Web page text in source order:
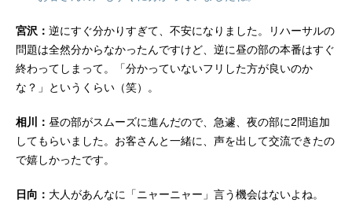
宮沢： 逆にすぐ分かりすぎて、不安になりました。リハーサルの
問題は全然分からなかったんですけど、逆に昼の部の本番はすぐ
終わってしまって。「分かっていないフリした方が良いのか
な？」というくらい（笑）。
相川： 昼の部がスムーズに進んだので、急遽、夜の部に2問追加
してもらいました。お客さんと一緒に、声を出して交流できたの
で嬉しかったです。
日向： 大人があんなに「ニャーニャー」言う機会はないよね。